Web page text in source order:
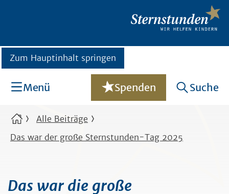
Zum Hauptinhalt springen
Menü Spenden Suche
Alle Beiträge
Das war der große Sternstunden-Tag 2025
Das war die große